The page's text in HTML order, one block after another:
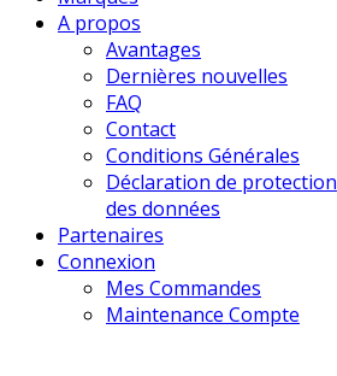
A propos
Avantages
Dernières nouvelles
FAQ
Contact
Conditions Générales
Déclaration de protection
des données
Partenaires
Connexion
Mes Commandes
Maintenance Compte